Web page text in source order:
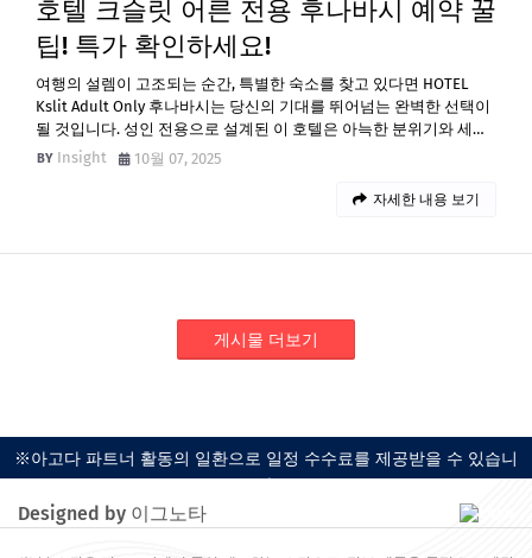
호텔 크슬릿 어른 전용 후나바시 예약 꿀
팁! 특가 확인하세요!
여행의 설렘이 고조되는 순간, 특별한 숙소를 찾고 있다면 HOTEL
Kslit Adult Only 후나바시는 당신의 기대를 뛰어넘는 완벽한 선택이
될 것입니다. 성인 전용으로 설계된 이 호텔은 아늑한 분위기와 세…
Insight
10월 07, 2025
자세한 내용 보기
게시물 더보기
※아고다 파트너 활동의 일환으로 일정 수수료를 제공받을 수 있습니
다.
Designed by 이그노타